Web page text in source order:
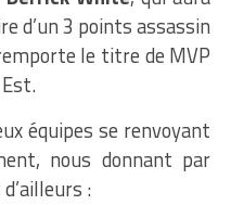
d’un 3 points assassin
le titre de MVP
équipes se renvoyant
nous donnant par
: